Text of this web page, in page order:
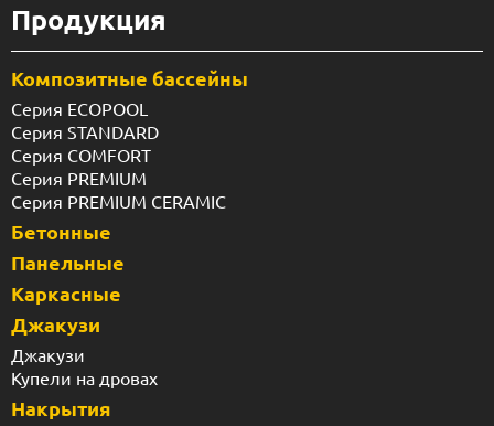
Продукция
Композитные бассейны
Серия ECOPOOL
Серия STANDARD
Серия COMFORT
Серия PREMIUM
Серия PREMIUM CERAMIC
Бетонные
Панельные
Каркасные
Джакузи
Джакузи
Купели на дровах
Накрытия